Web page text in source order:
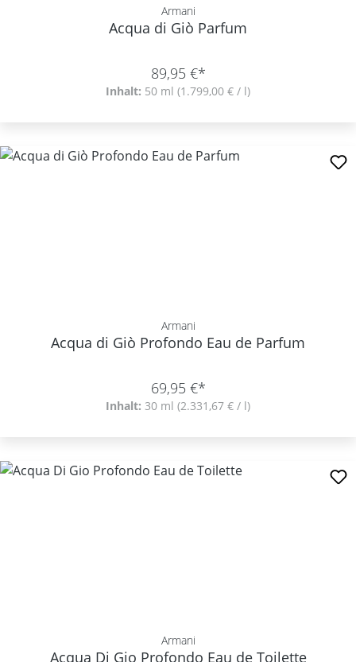
Armani
Acqua di Giò Parfum
89,95 €*
Inhalt: 50 ml (1.799,00 € / l)
Armani
Acqua di Giò Profondo Eau de Parfum
69,95 €*
Inhalt: 30 ml (2.331,67 € / l)
Armani
Acqua Di Gio Profondo Eau de Toilette